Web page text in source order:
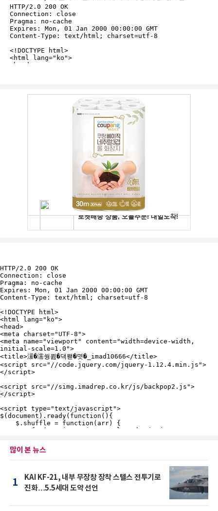
많이 본 뉴스
1
KAI KF-21, 내부 무장창 장착 스텔스 전투기로
진화…5.5세대 도약 선언